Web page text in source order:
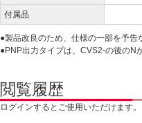
付属品
●製品改良のため、仕様の一部を予告
●PNP出力タイプは、CVS2-の後の
閲覧履歴
ログインするとご使用いただけます。